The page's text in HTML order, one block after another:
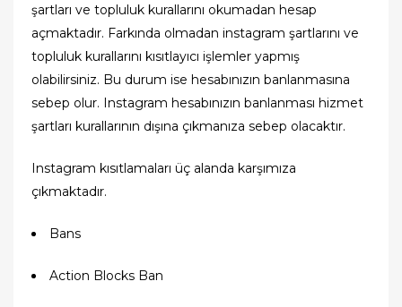
şartları ve topluluk kurallarını okumadan hesap
açmaktadır. Farkında olmadan instagram şartlarını ve
topluluk kurallarını kısıtlayıcı işlemler yapmış
olabilirsiniz. Bu durum ise hesabınızın banlanmasına
sebep olur. Instagram hesabınızın banlanması hizmet
şartları kurallarının dışına çıkmanıza sebep olacaktır.
Instagram kısıtlamaları üç alanda karşımıza
çıkmaktadır.
Bans
Action Blocks Ban